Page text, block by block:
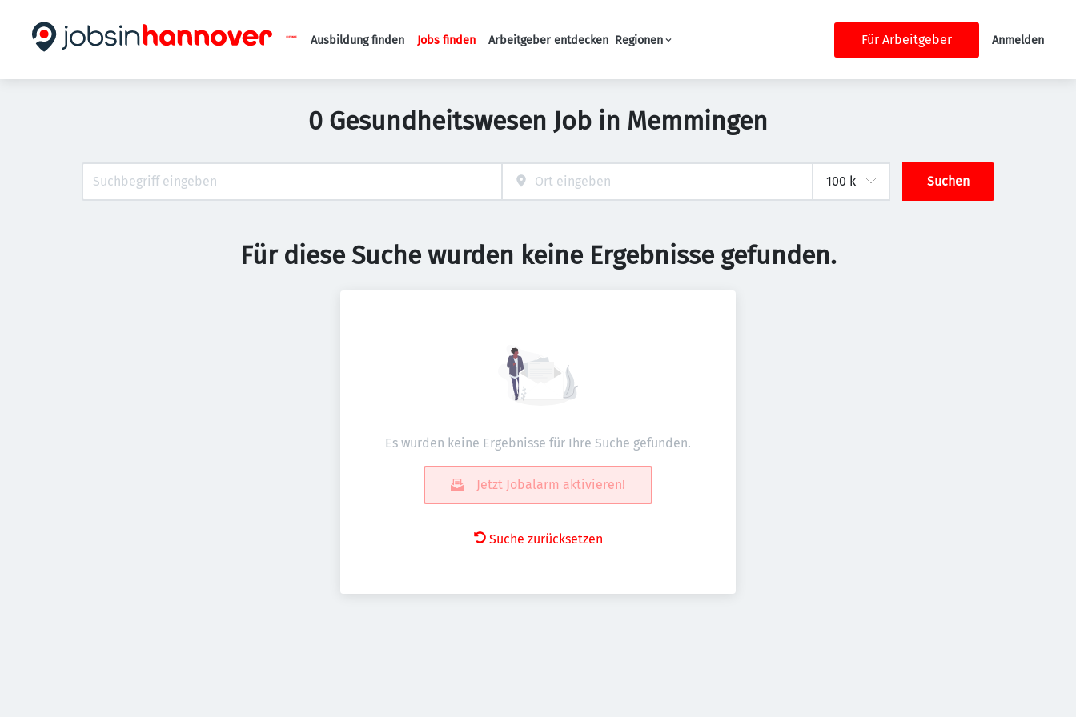
Haupt-Navigation
Ausbildung finden Jobs finden Arbeitgeber entdecken Regionen Für Arbeitgeber Anmelden
0 Gesundheitswesen Job in Memmingen
Suchen
Für diese Suche wurden keine Ergebnisse gefunden.
Es wurden keine Ergebnisse für Ihre Suche gefunden.
Jetzt Jobalarm aktivieren!
Suche zurücksetzen